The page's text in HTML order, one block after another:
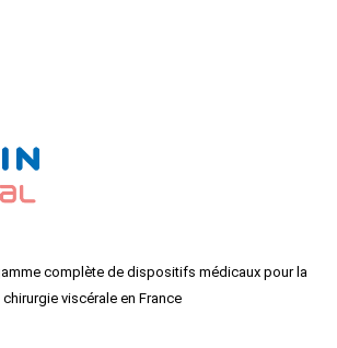
complète de dispositifs médicaux pour la
chirurgie viscérale en France